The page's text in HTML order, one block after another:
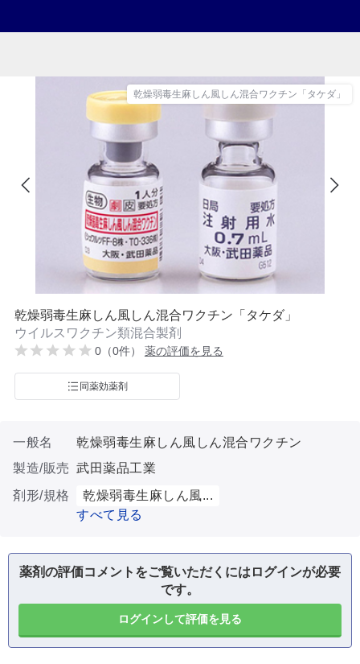
乾燥弱毒生麻しん風しん混合ワクチン「タケダ」
乾燥弱毒生麻しん風しん混合ワクチン「タケダ」
ウイルスワクチン類混合製剤
0（0件） 薬の評価を見る
同薬効薬剤
一般名
乾燥弱毒生麻しん風しん混合ワクチン
製造/販売 武田薬品工業
剤形/規格
乾燥弱毒生麻しん風...
すべて見る
薬剤の評価コメントをご覧いただくにはログインが必要
です。
ログインして評価を見る